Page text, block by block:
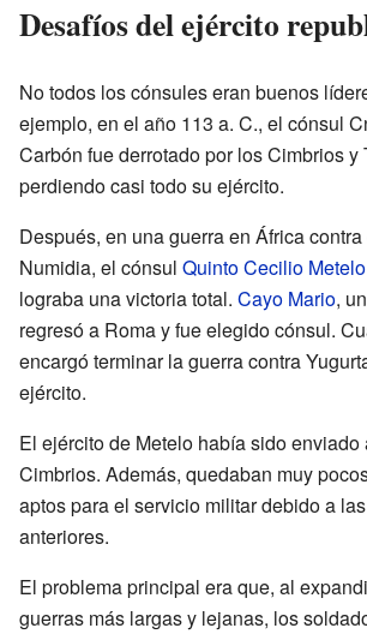
Desafíos del ejército
No todos los cónsules eran buenos
ejemplo, en el año 113 a. C., el cónsul
Carbón fue derrotado por los Cimbrios y
perdiendo casi todo su ejército.
Después, en una guerra en África
Numidia, el cónsul Quinto Cecilio
lograba una victoria total. Cayo Mario,
regresó a Roma y fue elegido cónsul.
encargó terminar la guerra contra
ejército.
El ejército de Metelo había sido enviado
Cimbrios. Además, quedaban muy
aptos para el servicio militar debido a
anteriores.
El problema principal era que, al
guerras más largas y lejanas, los